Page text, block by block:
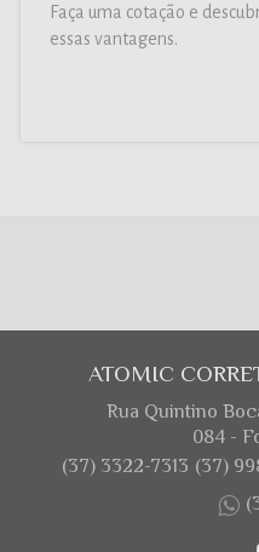
Faça uma cotação e
essas vantagens.
ATOMIC
Rua Quintino
084 -
(37) 3322-7313 (37)